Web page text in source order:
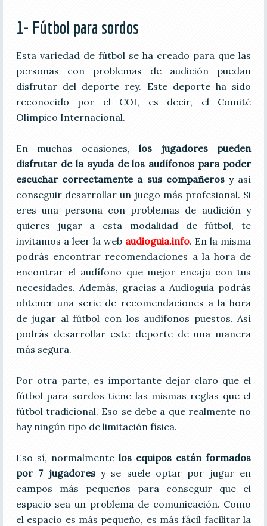
1- Fútbol para sordos
Esta variedad de fútbol se ha creado para que las
personas con problemas de audición puedan
disfrutar del deporte rey. Este deporte ha sido
reconocido por el COI, es decir, el Comité
Olímpico Internacional.
En muchas ocasiones,los jugadores pueden
disfrutar de la ayuda de los audífonos para poder
escuchar correctamente a sus compañerosy así
conseguir desarrollar un juego más profesional. Si
eres una persona con problemas de audición y
quieres jugar a esta modalidad de fútbol, te
invitamos a leer la web audioguia.info. En la misma
podrás encontrar recomendaciones a la hora de
encontrar el audífono que mejor encaja con tus
necesidades. Además, gracias a Audioguia podrás
obtener una serie de recomendaciones a la hora
de jugar al fútbol con los audífonos puestos. Así
podrás desarrollar este deporte de una manera
más segura.
Por otra parte, es importante dejar claro que el
fútbol para sordos tiene las mismas reglas que el
fútbol tradicional. Eso se debe a que realmente no
hay ningún tipo de limitación física.
Eso sí, normalmentelos equipos están formados
por 7 jugadoresy se suele optar por jugar en
campos más pequeños para conseguir que el
espacio sea un problema de comunicación. Como
el espacio es más pequeño, es más fácil facilitar la